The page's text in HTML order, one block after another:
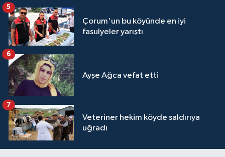
Çorum'un bu köyünde en iyi
fasulyeler yarıştı
5
Ayşe Ağca vefat etti
6
Veteriner hekim köyde saldırıya
uğradı
7